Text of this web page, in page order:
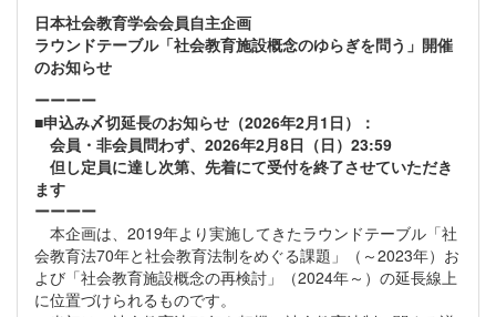
日本社会教育学会会員自主企画
ラウンドテーブル「社会教育施設概念のゆらぎを問う」開催
のお知らせ
ーーーー
■申込み〆切延長のお知らせ（2026年2月1日）：
会員・非会員問わず、2026年2月8日（日）23:59
但し定員に達し次第、先着にて受付を終了させていただき
ます
ーーーー
本企画は、2019年より実施してきたラウンドテーブル「社
会教育法70年と社会教育法制をめぐる課題」（～2023年）お
よび「社会教育施設概念の再検討」（2024年～）の延長線上
に位置づけられるものです。